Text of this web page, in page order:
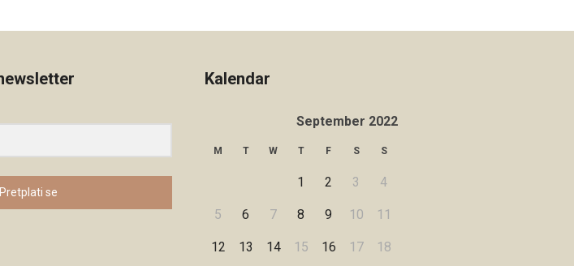
Pretplati se
Kalendar
September 2022
M T W T F S S
1 2 3 4
5 6 7 8 9 10 11
12 13 14 15 16 17 18